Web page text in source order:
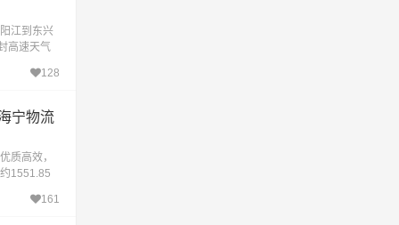
江到东兴
高速天气
128
宁物流
质高效，
1551.85
161